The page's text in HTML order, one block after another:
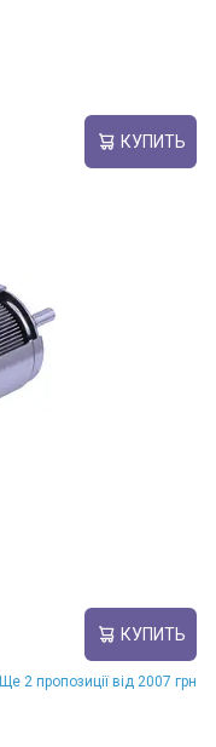
КУПИТЬ
КУПИТЬ
Ще 2 пропозиції від 2007 грн